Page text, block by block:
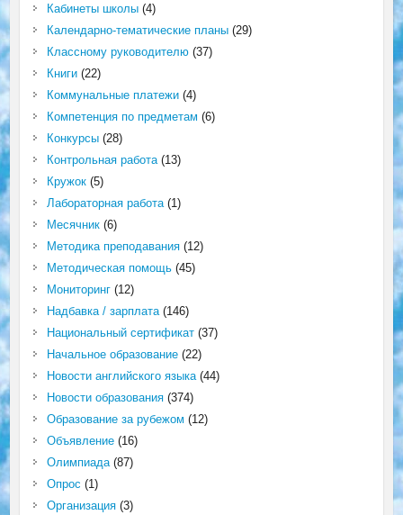
Кабинеты школы(4)
Календарно-тематические планы(29)
Классному руководителю(37)
Книги(22)
Коммунальные платежи(4)
Компетенция по предметам (6)
Конкурсы(28)
Контрольная работа(13)
Кружок(5)
Лабораторная работа(1)
Месячник(6)
Методика преподавания(12)
Методическая помощь(45)
Мониторинг(12)
Надбавка / зарплата(146)
Национальный сертификат(37)
Начальное образование(22)
Новости английского языка(44)
Новости образования(374)
Образование за рубежом (12)
Объявление(16)
Олимпиада(87)
Опрос (1)
Организация(3)